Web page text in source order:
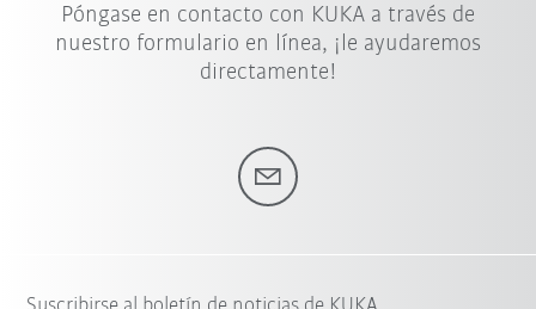
Póngase en contacto con KUKA a través de
nuestro formulario en línea, ¡le ayudaremos
directamente!